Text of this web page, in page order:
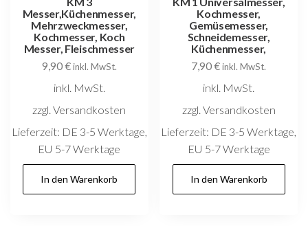
Messer,Küchenmesser,
Mehrzweckmesser,
Kochmesser, Koch
Messer, Fleischmesser
9,90€inkl. MwSt.
inkl. MwSt.
zzgl. Versandkosten
Lieferzeit: DE 3-5 Werktage,
EU 5-7 Werktage
In den Warenkorb
Kochmesser,
Gemüsemesser,
Schneidemesser,
Küchenmesser,
7,90€inkl. MwSt.
inkl. MwSt.
zzgl. Versandkosten
Lieferzeit: DE 3-5 Werktage,
EU 5-7 Werktage
In den Warenkorb